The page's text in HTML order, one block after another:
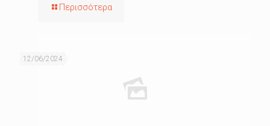
Περισσότερα
12/06/2024